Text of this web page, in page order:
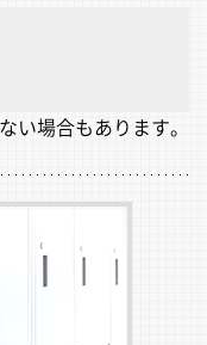
場合もあります。